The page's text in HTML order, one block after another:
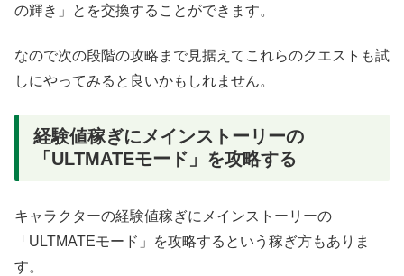
の輝き」とを交換することができます。
なので次の段階の攻略まで見据えてこれらのクエストも試
しにやってみると良いかもしれません。
経験値稼ぎにメインストーリーの
「ULTMATEモード」を攻略する
キャラクターの経験値稼ぎにメインストーリーの
「ULTMATEモード」を攻略するという稼ぎ方もありま
す。